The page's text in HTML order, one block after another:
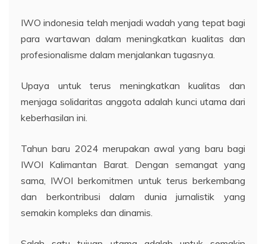
IWO indonesia telah menjadi wadah yang tepat bagi
para wartawan dalam meningkatkan kualitas dan
profesionalisme dalam menjalankan tugasnya.
Upaya untuk terus meningkatkan kualitas dan
menjaga solidaritas anggota adalah kunci utama dari
keberhasilan ini.
Tahun baru 2024 merupakan awal yang baru bagi
IWOI Kalimantan Barat. Dengan semangat yang
sama, IWOI berkomitmen untuk terus berkembang
dan berkontribusi dalam dunia jurnalistik yang
semakin kompleks dan dinamis.